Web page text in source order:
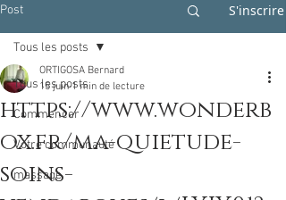
Post S'inscrire
Tous les posts
Commencer
Votre communauté
massage
Tous les posts
https://www.wonderb
ox.fr/ma-quietude-
soins-
ORTIGOSA Bernard
15 juin 1 min de lecture